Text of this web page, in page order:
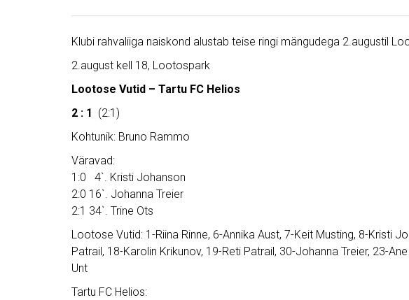
Klubi rahvaliiga naiskond alustab teise ringi mängudega 2.augustil
2.august kell 18, Lootospark
Lootose Vutid – Tartu FC Helios
2 : 1 (2:1)
Kohtunik: Bruno Rammo
Väravad:
1:0 4`. Kristi Johanson
2:0 16`. Johanna Treier
2:1 34`. Trine Ots
Lootose Vutid: 1-Riina Rinne, 6-Annika Aust, 7-Keit Musting, 8-Kristi
Patrail, 18-Karolin Krikunov, 19-Reti Patrail, 30-Johanna Treier, 23-
Unt
Tartu FC Helios: